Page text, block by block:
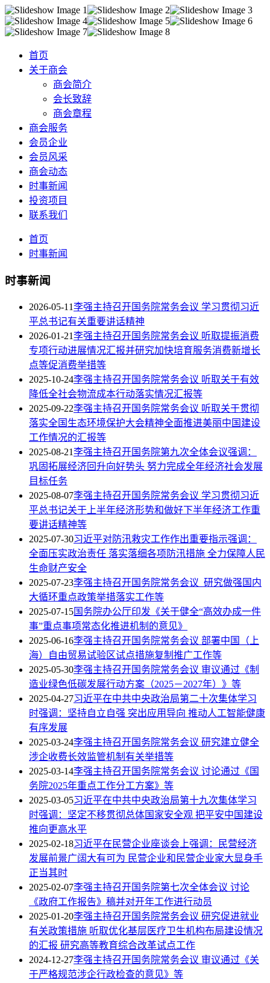
首页
关于商会
商会简介
会长致辞
商会章程
商会服务
会员企业
会员风采
商会动态
时事新闻
投资项目
联系我们
首页
时事新闻
时事新闻
2026-05-11李强主持召开国务院常务会议 学习贯彻习近
平总书记有关重要讲话精神
2026-01-21李强主持召开国务院常务会议 听取提振消费
专项行动进展情况汇报并研究加快培育服务消费新增长
点等促消费举措等
2025-10-24李强主持召开国务院常务会议 听取关于有效
降低全社会物流成本行动落实情况汇报等
2025-09-22李强主持召开国务院常务会议 听取关于贯彻
落实全国生态环境保护大会精神全面推进美丽中国建设
工作情况的汇报等
2025-08-21李强主持召开国务院第九次全体会议强调：
巩固拓展经济回升向好势头 努力完成全年经济社会发展
目标任务
2025-08-07李强主持召开国务院常务会议 学习贯彻习近
平总书记关于上半年经济形势和做好下半年经济工作重
要讲话精神等
2025-07-30习近平对防汛救灾工作作出重要指示强调：
全面压实政治责任 落实落细各项防汛措施 全力保障人民
生命财产安全
2025-07-23李强主持召开国务院常务会议 研究做强国内
大循环重点政策举措落实工作等
2025-07-15国务院办公厅印发《关于健全“高效办成一件
事”重点事项常态化推进机制的意见》
2025-06-16李强主持召开国务院常务会议 部署中国（上
海）自由贸易试验区试点措施复制推广工作等
2025-05-30李强主持召开国务院常务会议 审议通过《制
造业绿色低碳发展行动方案（2025－2027年）》等
2025-04-27习近平在中共中央政治局第二十次集体学习
时强调：坚持自立自强 突出应用导向 推动人工智能健康
有序发展
2025-03-24李强主持召开国务院常务会议 研究建立健全
涉企收费长效监管机制有关举措等
2025-03-14李强主持召开国务院常务会议 讨论通过《国
务院2025年重点工作分工方案》等
2025-03-05习近平在中共中央政治局第十九次集体学习
时强调：坚定不移贯彻总体国家安全观 把平安中国建设
推向更高水平
2025-02-18习近平在民营企业座谈会上强调：民营经济
发展前景广阔大有可为 民营企业和民营企业家大显身手
正当其时
2025-02-07李强主持召开国务院第七次全体会议 讨论
《政府工作报告》稿并对开年工作进行动员
2025-01-20李强主持召开国务院常务会议 研究促进就业
有关政策措施 听取优化基层医疗卫生机构布局建设情况
的汇报 研究高等教育综合改革试点工作
2024-12-27李强主持召开国务院常务会议 审议通过《关
于严格规范涉企行政检查的意见》等